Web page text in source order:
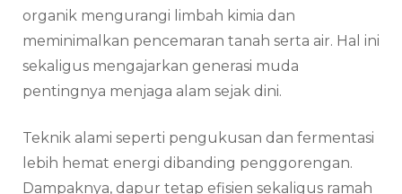
organik mengurangi limbah kimia dan
meminimalkan pencemaran tanah serta air. Hal ini
sekaligus mengajarkan generasi muda
pentingnya menjaga alam sejak dini.
Teknik alami seperti pengukusan dan fermentasi
lebih hemat energi dibanding penggorengan.
Dampaknya, dapur tetap efisien sekaligus ramah